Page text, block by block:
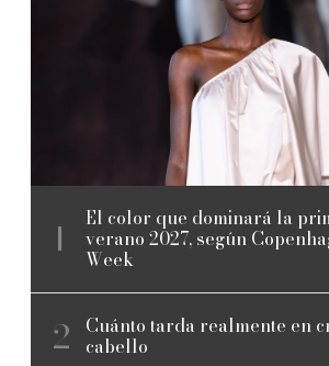
El color que dominará la
verano 2027, según
Week
Cuánto tarda realmente en
cabello